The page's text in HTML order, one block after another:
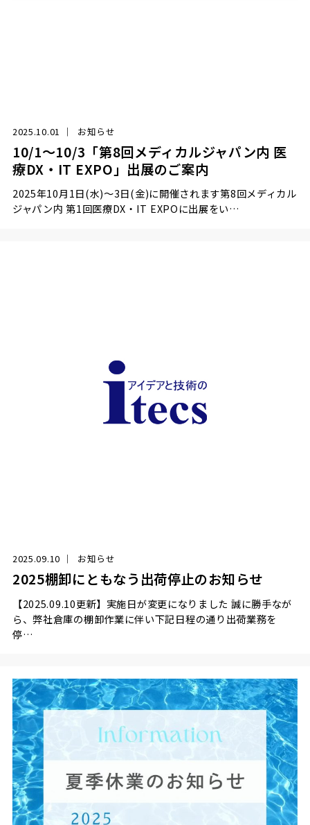
2025.10.01 お知らせ
10/1～10/3「第8回メディカルジャパン内 医
療DX・IT EXPO」出展のご案内
2025年10月1日(水)～3日(金)に開催されます第8回メディカル
ジャパン内 第1回医療DX・IT EXPOに出展をい…
2025.09.10 お知らせ
2025棚卸にともなう出荷停止のお知らせ
【2025.09.10更新】実施日が変更になりました 誠に勝手なが
ら、弊社倉庫の棚卸作業に伴い下記日程の通り出荷業務を
停…